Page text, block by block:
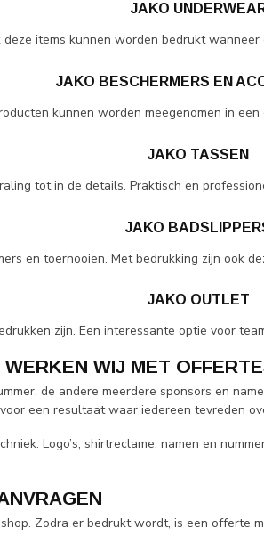
JAKO
items kunnen worden bedrukt wanneer
JAKO BESCHERMERS EN
kunnen worden meegenomen in
JAKO TASSEN
tot in de details. Praktisch en
JAKO
en toernooien. Met bedrukking zijn ook
JAKO OUTLET
zijn. Een interessante optie voor
WIJ MET
de andere meerdere sponsors en
een resultaat waar iedereen tevreden
Logo’s, shirtreclame, namen en
Zodra er bedrukt wordt, is een offerte